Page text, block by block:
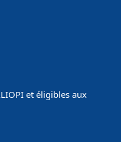
et éligibles aux